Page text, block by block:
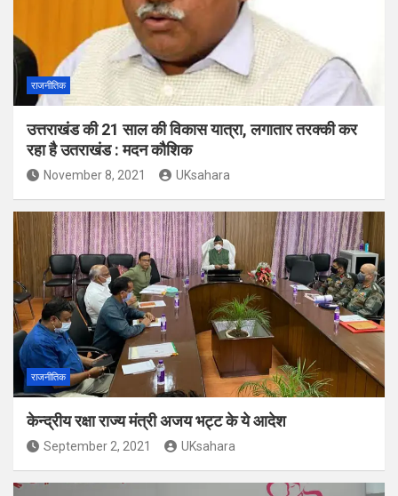
राजनीतिक
उत्तराखंड की 21 साल की विकास यात्रा, लगातार तरक्की कर
रहा है उतराखंड : मदन कौशिक
November 8, 2021 UKsahara
राजनीतिक
केन्द्रीय रक्षा राज्य मंत्री अजय भट्ट के ये आदेश
September 2, 2021 UKsahara